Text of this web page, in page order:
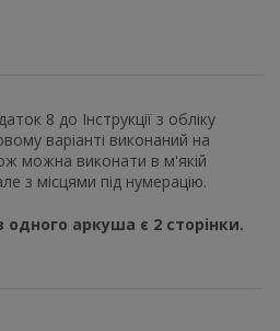
8 до Інструкції з обліку
варіанті виконаний на
можна виконати в м'якій
з місцями під нумерацію.
аркуша є 2 сторінки.